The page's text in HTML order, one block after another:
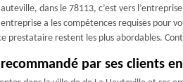
dans le 78113, c’est vers
a les compétences requises
prestataire restent les plus abordables.
recommandé par ses clients